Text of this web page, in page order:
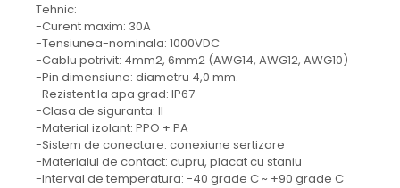
Tehnic:
-Curent maxim: 30A
-Tensiunea-nominala: 1000VDC
-Cablu potrivit: 4mm2, 6mm2 (AWG14, AWG12, AWG10)
-Pin dimensiune: diametru 4,0 mm.
-Rezistent la apa grad: IP67
-Clasa de siguranta: II
-Material izolant: PPO + PA
-Sistem de conectare: conexiune sertizare
-Materialul de contact: cupru, placat cu staniu
-Interval de temperatura: -40 grade C ~ +90 grade C